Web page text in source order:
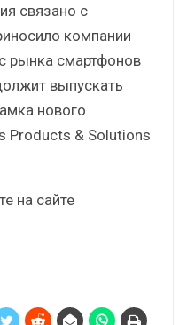
связано с
компании
рынка смартфонов
выпускать
нового
Products & Solutions
на сайте